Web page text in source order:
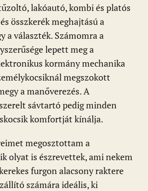
lakóautó, kombi és platós
összkerék meghajtású a
a választék. Számomra a
lepett meg a
kormány mechanika
megszokott
a manőverezés. A
sávtartó pedig minden
komfortját kínálja.
megosztottam a
olyat is észrevettek, ami nekem
furgon alacsony raktere
számára ideális, ki